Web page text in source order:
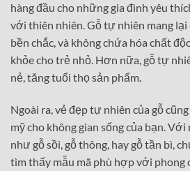
hàng đầu cho những gia đình yêu
với thiên nhiên. Gỗ tự nhiên mang lại
bền chắc, và không chứa hóa chất
khỏe cho trẻ nhỏ. Hơn nữa, gỗ tự
nẻ, tăng tuổi thọ sản phẩm.
Ngoài ra, vẻ đẹp tự nhiên của gỗ
mỹ cho không gian sống của bạn.
như gỗ sồi, gỗ thông, hay gỗ tần bì,
tìm thấy mẫu mã phù hợp với phong